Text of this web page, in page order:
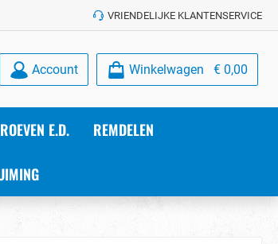
VRIENDELIJKE KLANTENSERVICE
Account Winkelwagen € 0,00
E.D. REMDELEN